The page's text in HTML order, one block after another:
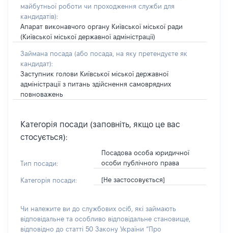
майбутньої роботи чи проходження служби для
кандидатів):
Апарат виконавчого органу Київської міської ради
(Київської міської державної адміністрації)
Займана посада (або посада, на яку претендуєте як
кандидат):
Заступник голови Київської міської державної
адміністрації з питань здійснення самоврядних
повноважень
Категорія посади (заповніть, якщо це вас
стосується):
Тип посади:
Посадова особа юридичної
особи публічного права
Категорія посади: [Не застосовується]
Чи належите ви до службових осіб, які займають
відповідальне та особливо відповідальне становище,
відповідно до статті 50 Закону України “Про